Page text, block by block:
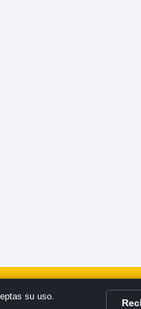
su uso.